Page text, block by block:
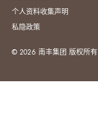
个人资料收集声明
私隐政策
© 2026 南丰集团 版权所有